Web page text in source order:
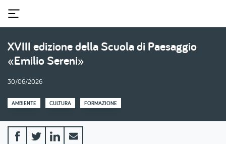
contenuto
principale
XVIII edizione della Scuola di Paesaggio
«Emilio Sereni»
30/06/2026
AMBIENTE CULTURA FORMAZIONE